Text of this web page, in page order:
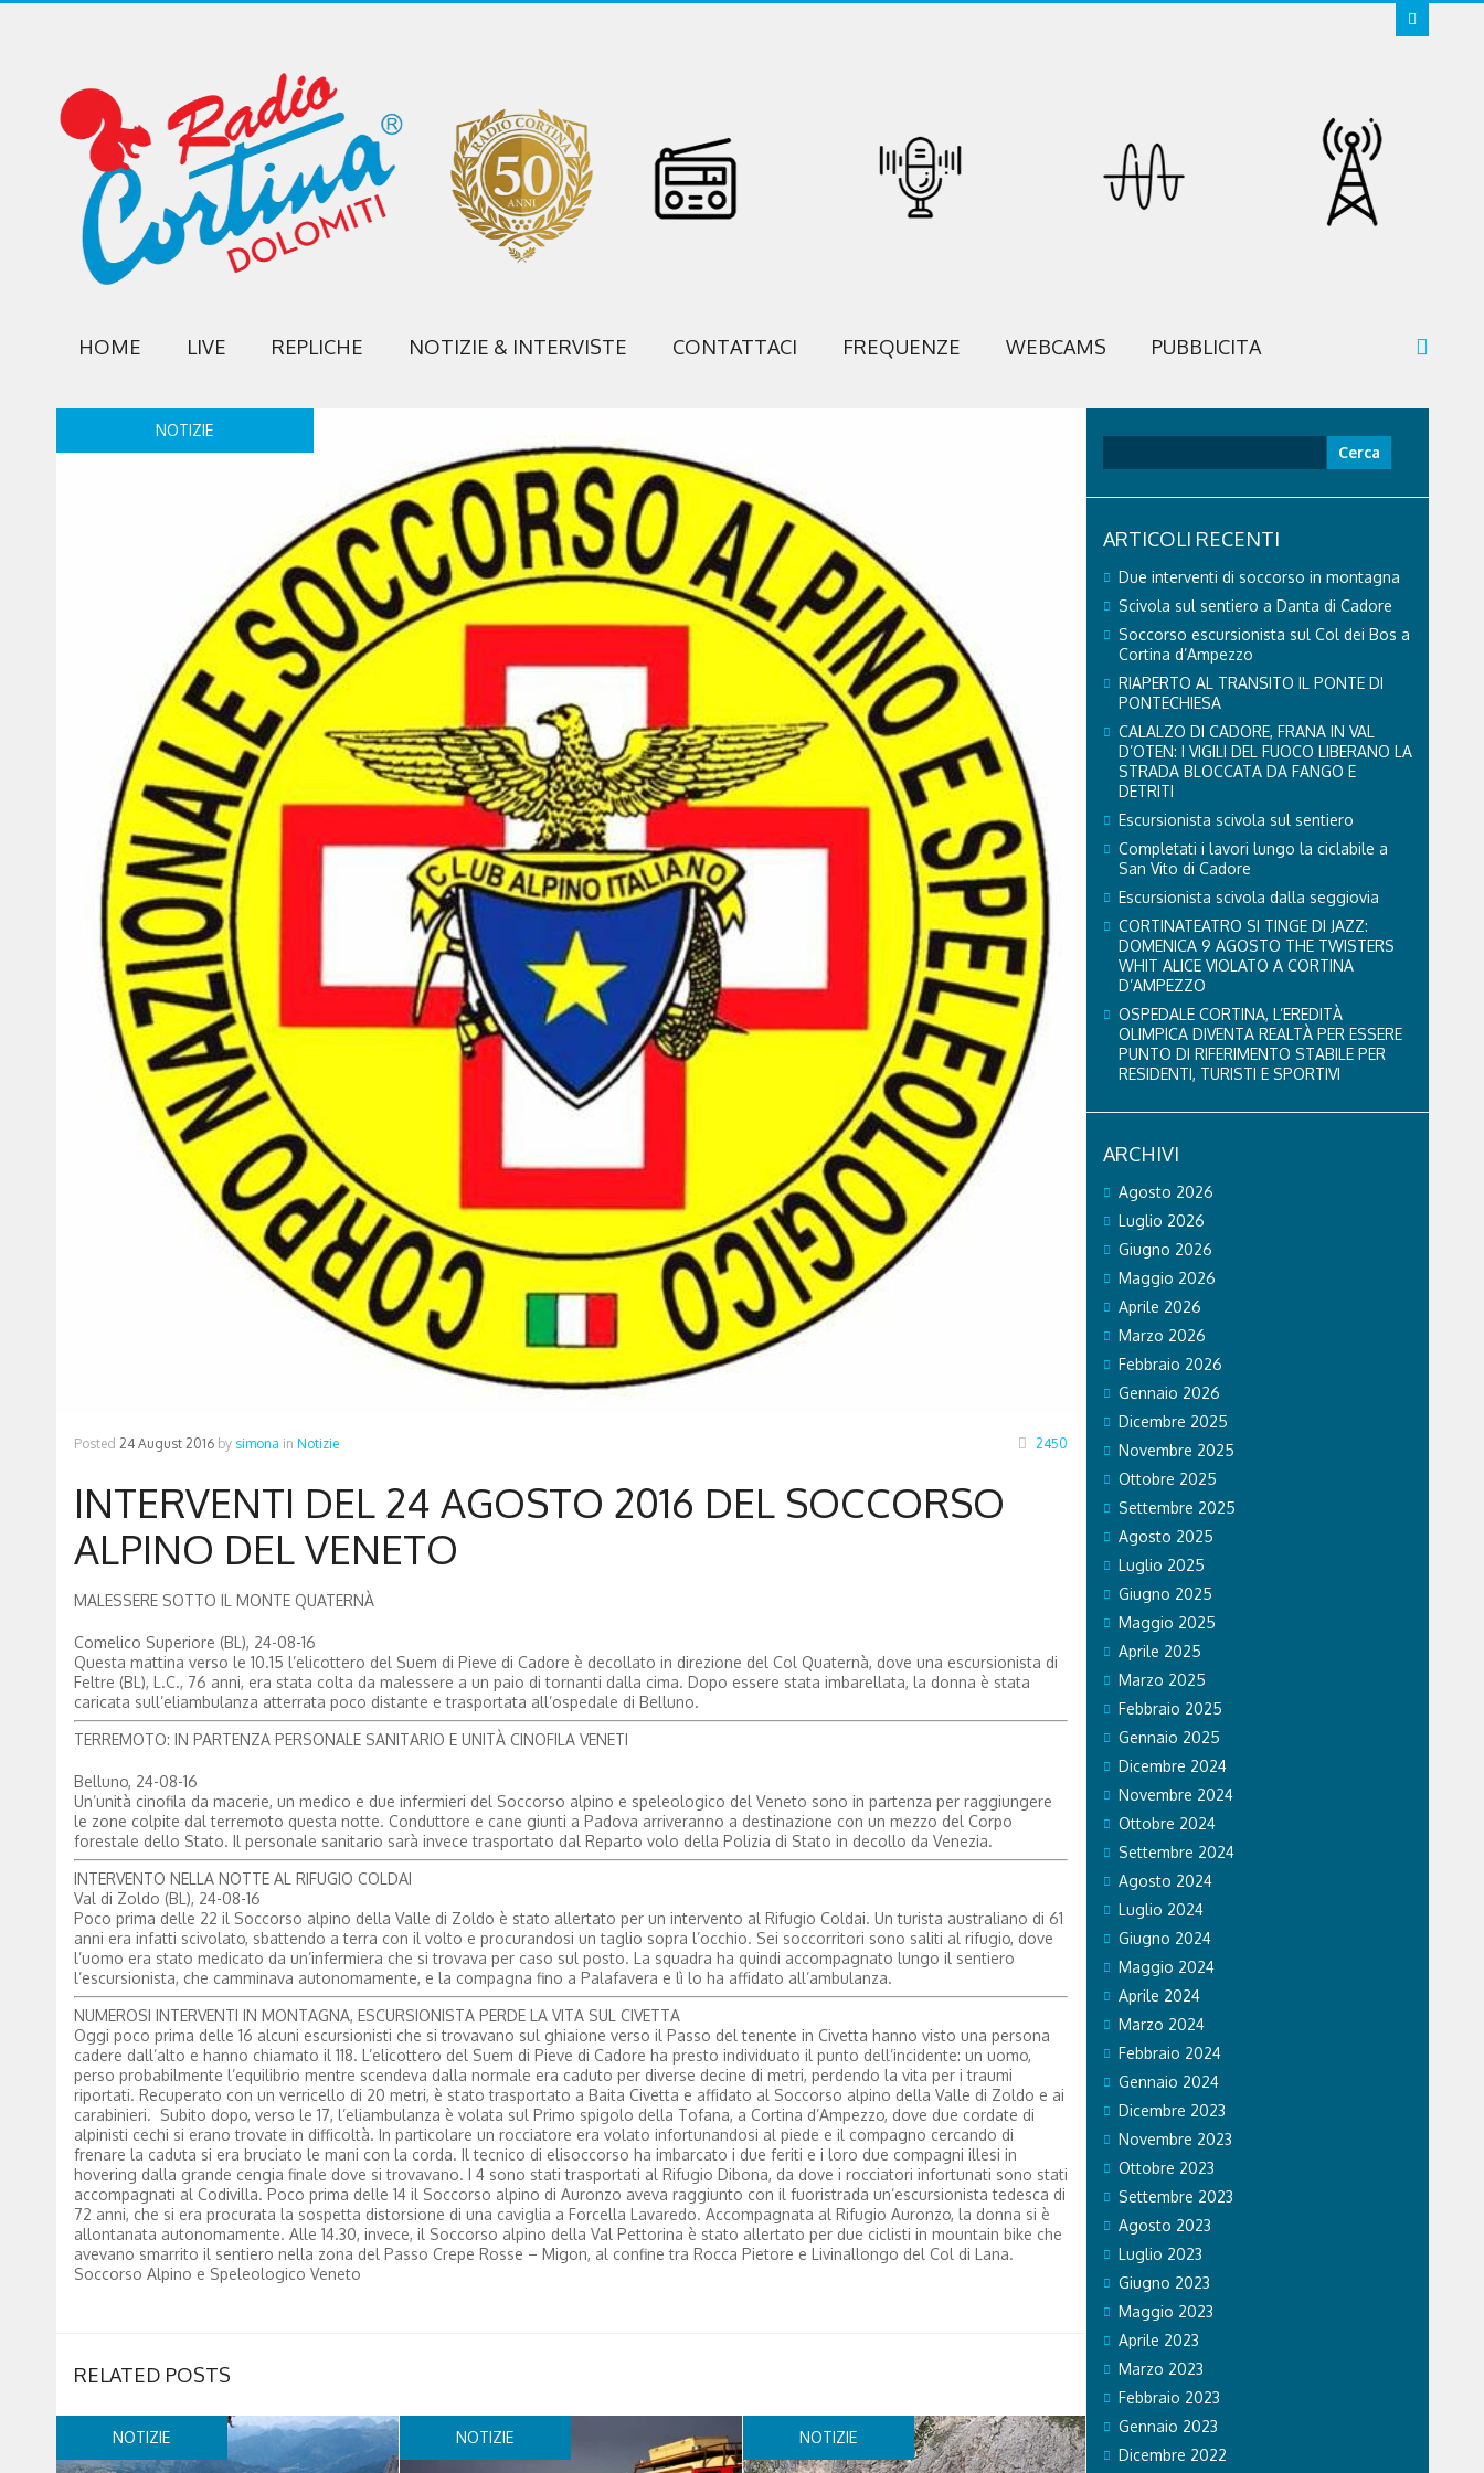
HOME LIVE REPLICHE NOTIZIE & INTERVISTE CONTATTACI FREQUENZE WEBCAMS PUBBLICITA
NOTIZIE
Posted 24 August 2016 by simona in Notizie 2450
INTERVENTI DEL 24 AGOSTO 2016 DEL SOCCORSO
ALPINO DEL VENETO
MALESSERE SOTTO IL MONTE QUATERNÀ
Comelico Superiore (BL), 24-08-16
Questa mattina verso le 10.15 l’elicottero del Suem di Pieve di Cadore è decollato in direzione del Col Quaternà, dove una escursionista di
Feltre (BL), L.C., 76 anni, era stata colta da malessere a un paio di tornanti dalla cima. Dopo essere stata imbarellata, la donna è stata
caricata sull’eliambulanza atterrata poco distante e trasportata all’ospedale di Belluno.
TERREMOTO: IN PARTENZA PERSONALE SANITARIO E UNITÀ CINOFILA VENETI
Belluno, 24-08-16
Un’unità cinofila da macerie, un medico e due infermieri del Soccorso alpino e speleologico del Veneto sono in partenza per raggiungere
le zone colpite dal terremoto questa notte. Conduttore e cane giunti a Padova arriveranno a destinazione con un mezzo del Corpo
forestale dello Stato. Il personale sanitario sarà invece trasportato dal Reparto volo della Polizia di Stato in decollo da Venezia.
INTERVENTO NELLA NOTTE AL RIFUGIO COLDAI
Val di Zoldo (BL), 24-08-16
Poco prima delle 22 il Soccorso alpino della Valle di Zoldo è stato allertato per un intervento al Rifugio Coldai. Un turista australiano di 61
anni era infatti scivolato, sbattendo a terra con il volto e procurandosi un taglio sopra l’occhio. Sei soccorritori sono saliti al rifugio, dove
l’uomo era stato medicato da un’infermiera che si trovava per caso sul posto. La squadra ha quindi accompagnato lungo il sentiero
l’escursionista, che camminava autonomamente, e la compagna fino a Palafavera e lì lo ha affidato all’ambulanza.
NUMEROSI INTERVENTI IN MONTAGNA, ESCURSIONISTA PERDE LA VITA SUL CIVETTA
Oggi poco prima delle 16 alcuni escursionisti che si trovavano sul ghiaione verso il Passo del tenente in Civetta hanno visto una persona
cadere dall’alto e hanno chiamato il 118. L’elicottero del Suem di Pieve di Cadore ha presto individuato il punto dell’incidente: un uomo,
perso probabilmente l’equilibrio mentre scendeva dalla normale era caduto per diverse decine di metri, perdendo la vita per i traumi
riportati. Recuperato con un verricello di 20 metri, è stato trasportato a Baita Civetta e affidato al Soccorso alpino della Valle di Zoldo e ai
carabinieri. Subito dopo, verso le 17, l’eliambulanza è volata sul Primo spigolo della Tofana, a Cortina d’Ampezzo, dove due cordate di
alpinisti cechi si erano trovate in difficoltà. In particolare un rocciatore era volato infortunandosi al piede e il compagno cercando di
frenare la caduta si era bruciato le mani con la corda. Il tecnico di elisoccorso ha imbarcato i due feriti e i loro due compagni illesi in
hovering dalla grande cengia finale dove si trovavano. I 4 sono stati trasportati al Rifugio Dibona, da dove i rocciatori infortunati sono stati
accompagnati al Codivilla. Poco prima delle 14 il Soccorso alpino di Auronzo aveva raggiunto con il fuoristrada un’escursionista tedesca di
72 anni, che si era procurata la sospetta distorsione di una caviglia a Forcella Lavaredo. Accompagnata al Rifugio Auronzo, la donna si è
allontanata autonomamente. Alle 14.30, invece, il Soccorso alpino della Val Pettorina è stato allertato per due ciclisti in mountain bike che
avevano smarrito il sentiero nella zona del Passo Crepe Rosse – Migon, al confine tra Rocca Pietore e Livinallongo del Col di Lana.
Soccorso Alpino e Speleologico Veneto
RELATED POSTS
NOTIZIE NOTIZIE NOTIZIE
ARTICOLI RECENTI
Due interventi di soccorso in montagna
Scivola sul sentiero a Danta di Cadore
Soccorso escursionista sul Col dei Bos a
Cortina d’Ampezzo
RIAPERTO AL TRANSITO IL PONTE DI
PONTECHIESA
CALALZO DI CADORE, FRANA IN VAL
D’OTEN: I VIGILI DEL FUOCO LIBERANO LA
STRADA BLOCCATA DA FANGO E
DETRITI
Escursionista scivola sul sentiero
Completati i lavori lungo la ciclabile a
San Vito di Cadore
Escursionista scivola dalla seggiovia
CORTINATEATRO SI TINGE DI JAZZ:
DOMENICA 9 AGOSTO THE TWISTERS
WHIT ALICE VIOLATO A CORTINA
D’AMPEZZO
OSPEDALE CORTINA, L’EREDITÀ
OLIMPICA DIVENTA REALTÀ PER ESSERE
PUNTO DI RIFERIMENTO STABILE PER
RESIDENTI, TURISTI E SPORTIVI
ARCHIVI
Agosto 2026
Luglio 2026
Giugno 2026
Maggio 2026
Aprile 2026
Marzo 2026
Febbraio 2026
Gennaio 2026
Dicembre 2025
Novembre 2025
Ottobre 2025
Settembre 2025
Agosto 2025
Luglio 2025
Giugno 2025
Maggio 2025
Aprile 2025
Marzo 2025
Febbraio 2025
Gennaio 2025
Dicembre 2024
Novembre 2024
Ottobre 2024
Settembre 2024
Agosto 2024
Luglio 2024
Giugno 2024
Maggio 2024
Aprile 2024
Marzo 2024
Febbraio 2024
Gennaio 2024
Dicembre 2023
Novembre 2023
Ottobre 2023
Settembre 2023
Agosto 2023
Luglio 2023
Giugno 2023
Maggio 2023
Aprile 2023
Marzo 2023
Febbraio 2023
Gennaio 2023
Dicembre 2022